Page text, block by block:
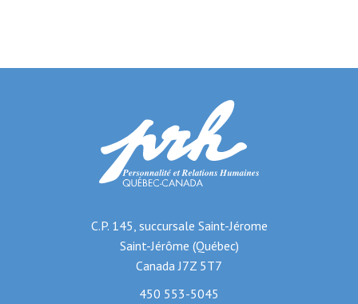
C.P. 145, succursale Saint-Jérome
Saint-Jérôme (Québec)
Canada J7Z 5T7
450 553-5045